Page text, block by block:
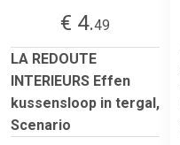
€ 4.49
LA REDOUTE
INTERIEURS Effen
kussensloop in tergal,
Scenario